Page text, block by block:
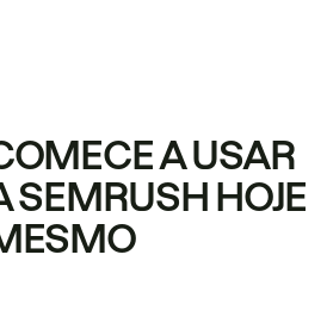
A USAR
SEMRUSH HOJE